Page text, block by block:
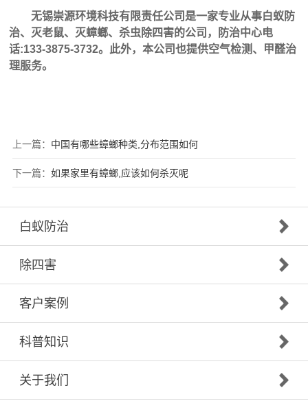
无锡崇源环境科技有限责任公司是一家专业从事白蚁防
治、 灭老鼠、 灭蟑螂、杀虫除四害的公司，防治中心电
话:133-3875-3732。此外，本公司也提供空气检测、甲醛治
理服务。
上一篇： 中国有哪些蟑螂种类,分布范围如何
下一篇： 如果家里有蟑螂,应该如何杀灭呢
白蚁防治
除四害
客户案例
科普知识
关于我们